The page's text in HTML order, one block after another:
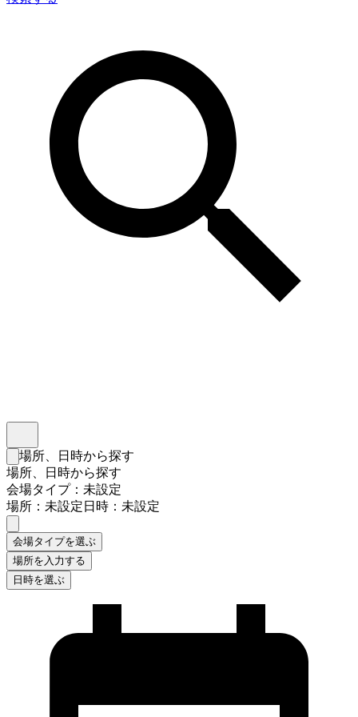
検索フォームを閉じる
場所、日時から探す
場所、日時から探す
会場タイプ：未設定
場所：未設定日時：未設定
会場タイプを選ぶ
場所を入力する
日時を選ぶ